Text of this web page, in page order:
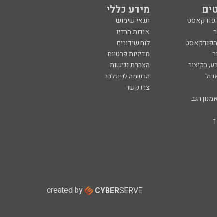
מידע כללי
תנאי שימוש
אודות הרדיו
הפודקאסט
לוח שידורים
מדיניות פרטיות
בקיצור
הצהרת נגישות
הרשמה לניוזלטר
צרו קשר
רגב
created by CYBERSERVE